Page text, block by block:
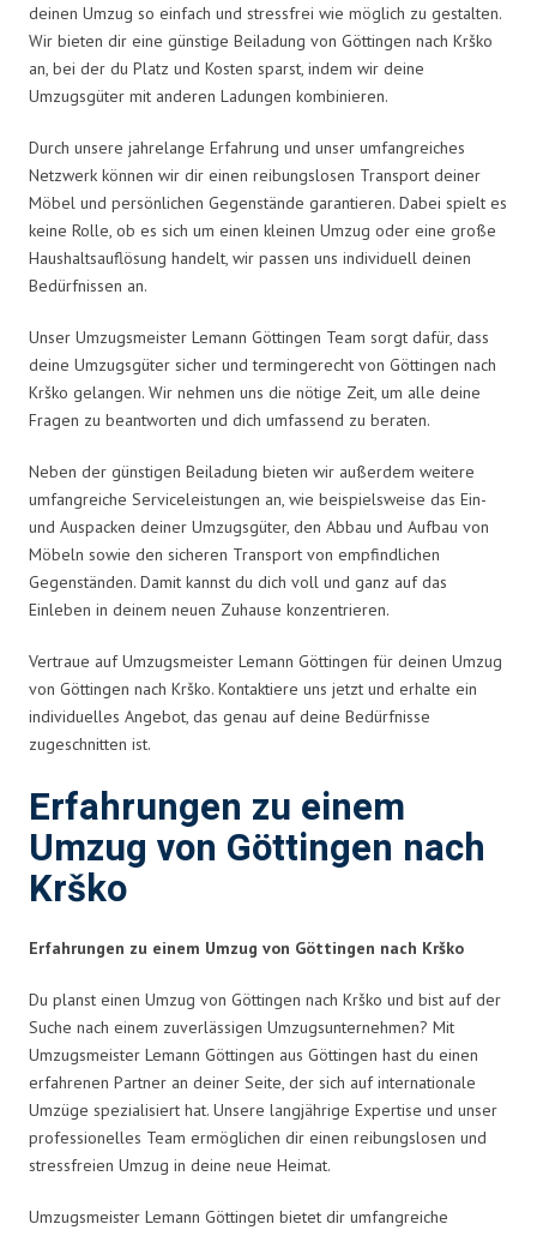
deinen Umzug so einfach und stressfrei wie möglich zu gestalten.
Wir bieten dir eine günstige Beiladung von Göttingen nach Krško
an, bei der du Platz und Kosten sparst, indem wir deine
Umzugsgüter mit anderen Ladungen kombinieren.
Durch unsere jahrelange Erfahrung und unser umfangreiches
Netzwerk können wir dir einen reibungslosen Transport deiner
Möbel und persönlichen Gegenstände garantieren. Dabei spielt es
keine Rolle, ob es sich um einen kleinen Umzug oder eine große
Haushaltsauflösung handelt, wir passen uns individuell deinen
Bedürfnissen an.
Unser Umzugsmeister Lemann Göttingen Team sorgt dafür, dass
deine Umzugsgüter sicher und termingerecht von Göttingen nach
Krško gelangen. Wir nehmen uns die nötige Zeit, um alle deine
Fragen zu beantworten und dich umfassend zu beraten.
Neben der günstigen Beiladung bieten wir außerdem weitere
umfangreiche Serviceleistungen an, wie beispielsweise das Ein-
und Auspacken deiner Umzugsgüter, den Abbau und Aufbau von
Möbeln sowie den sicheren Transport von empfindlichen
Gegenständen. Damit kannst du dich voll und ganz auf das
Einleben in deinem neuen Zuhause konzentrieren.
Vertraue auf Umzugsmeister Lemann Göttingen für deinen Umzug
von Göttingen nach Krško. Kontaktiere uns jetzt und erhalte ein
individuelles Angebot, das genau auf deine Bedürfnisse
zugeschnitten ist.
Erfahrungen zu einem
Umzug von Göttingen nach
Krško
Erfahrungen zu einem Umzug von Göttingen nach Krško
Du planst einen Umzug von Göttingen nach Krško und bist auf der
Suche nach einem zuverlässigen Umzugsunternehmen? Mit
Umzugsmeister Lemann Göttingen aus Göttingen hast du einen
erfahrenen Partner an deiner Seite, der sich auf internationale
Umzüge spezialisiert hat. Unsere langjährige Expertise und unser
professionelles Team ermöglichen dir einen reibungslosen und
stressfreien Umzug in deine neue Heimat.
Umzugsmeister Lemann Göttingen bietet dir umfangreiche